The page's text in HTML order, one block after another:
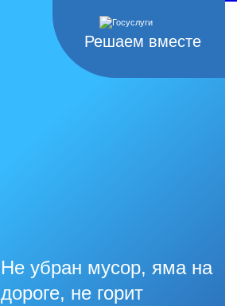
Решаем вместе
Не убран мусор, яма на
дороге, не горит